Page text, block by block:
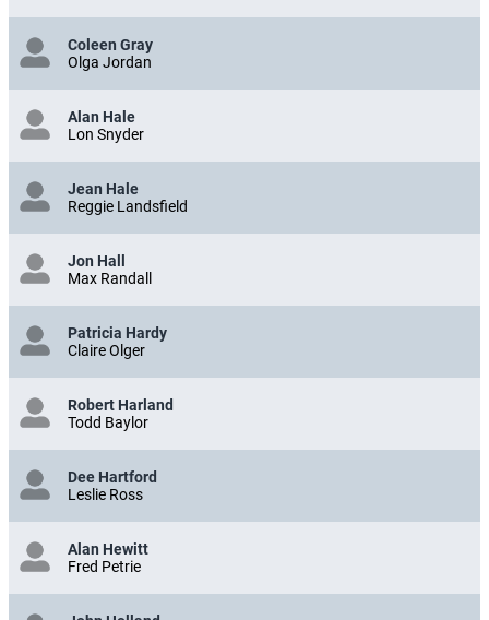
Coleen Gray
Olga Jordan
Alan Hale
Lon Snyder
Jean Hale
Reggie Landsfield
Jon Hall
Max Randall
Patricia Hardy
Claire Olger
Robert Harland
Todd Baylor
Dee Hartford
Leslie Ross
Alan Hewitt
Fred Petrie